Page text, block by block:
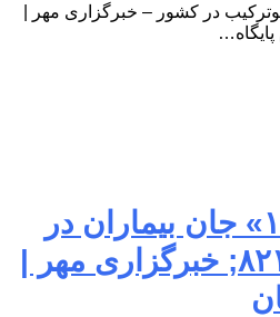
۲۷ هزار ویال فاکتور ۸ نوترکیب در کشور – خبرگزاری مهر |
بحران «فاکتور ۱۳» جان بیماران در
خطر است &#۸۲۱۱; خبرگزاری مهر |